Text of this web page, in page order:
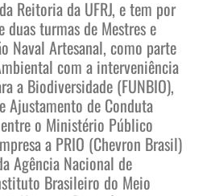
Reitoria da UFRJ, e tem por
turmas de Mestres e
Naval Artesanal, como parte
com a interveniência
a Biodiversidade (FUNBIO),
Ajustamento de Conduta
o Ministério Público
a PRIO (Chevron Brasil)
Agência Nacional de
Brasileiro do Meio